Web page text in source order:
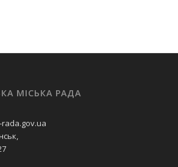
МІСЬКА РАДА
rada.gov.ua